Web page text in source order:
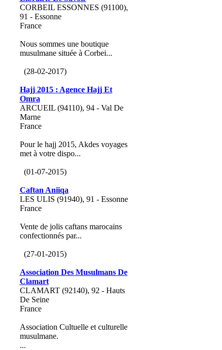
CORBEIL ESSONNES (91100),
91 - Essonne
France
Nous sommes une boutique
musulmane située à Corbei...
(28-02-2017)
Hajj 2015 : Agence Hajj Et
Omra
ARCUEIL (94110), 94 - Val De
Marne
France
Pour le hajj 2015, Akdes voyages
met à votre dispo...
(01-07-2015)
Caftan Aniiqa
LES ULIS (91940), 91 - Essonne
France
Vente de jolis caftans marocains
confectionnés par...
(27-01-2015)
Association Des Musulmans De
Clamart
CLAMART (92140), 92 - Hauts
De Seine
France
Association Cultuelle et culturelle
musulmane.
...